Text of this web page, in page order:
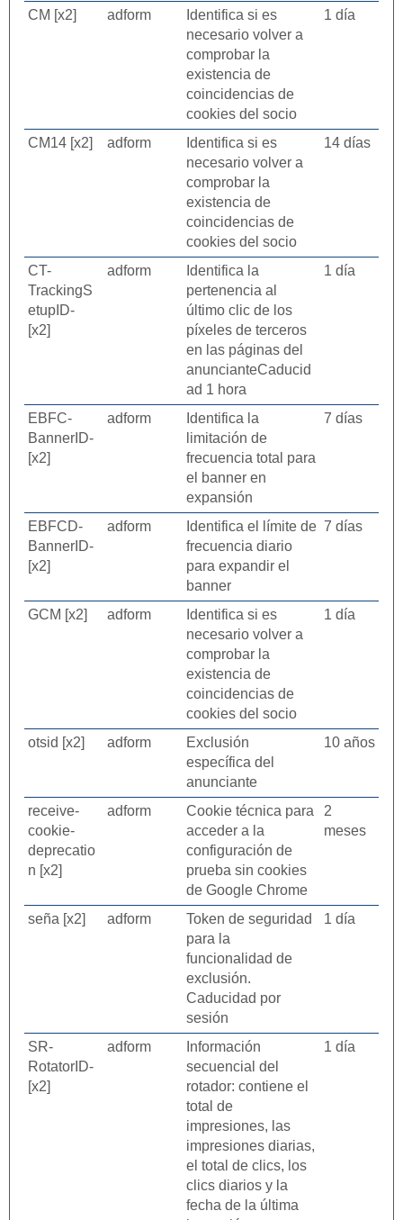
CM [x2] adform
Identifica si es
necesario volver a
comprobar la
existencia de
coincidencias de
cookies del socio
1 día
CM14 [x2] adform
Identifica si es
necesario volver a
comprobar la
existencia de
coincidencias de
cookies del socio
14 días
CT-
TrackingS
etupID-
[x2]
adform
Identifica la
pertenencia al
último clic de los
píxeles de terceros
en las páginas del
anuncianteCaducid
ad 1 hora
1 día
EBFC-
BannerID-
[x2]
adform
Identifica la
limitación de
frecuencia total para
el banner en
expansión
7 días
EBFCD-
BannerID-
[x2]
adform
Identifica el límite de
frecuencia diario
para expandir el
banner
7 días
GCM [x2] adform
Identifica si es
necesario volver a
comprobar la
existencia de
coincidencias de
cookies del socio
1 día
otsid [x2] adform
Exclusión
específica del
anunciante
10 años
receive-
cookie-
deprecatio
n [x2]
adform
Cookie técnica para
acceder a la
configuración de
prueba sin cookies
de Google Chrome
2
meses
seña [x2] adform
Token de seguridad
para la
funcionalidad de
exclusión.
Caducidad por
sesión
1 día
SR-
RotatorID-
[x2]
adform
Información
secuencial del
rotador: contiene el
total de
impresiones, las
impresiones diarias,
el total de clics, los
clics diarios y la
fecha de la última
1 día